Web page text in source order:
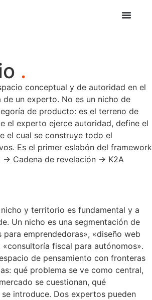
.
conceptual y de autoridad en el
de un experto. No es un nicho de
de producto: es el terreno de
el experto ejerce autoridad, define el
el cual se construye todo el
Es el primer eslabón del framework
→ Cadena de revelación → K2A
y territorio es fundamental y a
Un nicho es una segmentación de
para emprendedoras», «diseño web
«consultoría fiscal para autónomos».
de pensamiento con fronteras
qué problema se ve como central,
se cuestionan, qué
introduce. Dos expertos pueden